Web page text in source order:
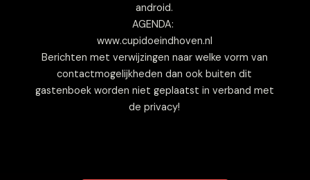
android.
AGENDA:
www.cupidoeindhoven.nl
Berichten met verwijzingen naar welke vorm van
contactmogelijkheden dan ook buiten dit
gastenboek worden niet geplaatst in verband met
de privacy!